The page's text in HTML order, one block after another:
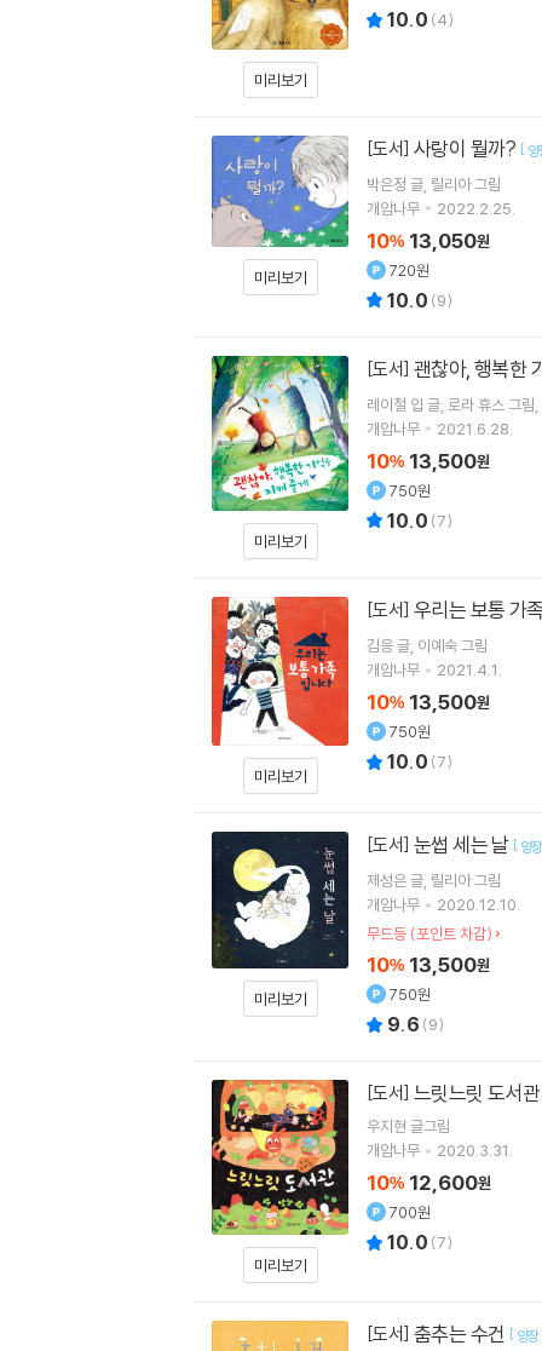
미리보기
10.0 (4)
미리보기
[도서] 사랑이 뭘까? [
박은정 글 릴리아그림
개암나무
2022.2.25.
10% 13,050원
720원
10.0 (9)
미리보기
[도서] 괜찮아, 행복한
레이철 입 글 로라 휴스 그림
개암나무
2021.6.28.
10% 13,500원
750원
10.0 (7)
미리보기
[도서] 우리는 보통 가
김응글 이예숙그림
개암나무
2021.4.1.
10% 13,500원
750원
10.0 (7)
미리보기
[도서] 눈썹 세는 날 [ 양장
제성은글 릴리아그림
개암나무
2020.12.10.
무드등 (포인트 차감)
10% 13,500원
750원
9.6 (9)
미리보기
[도서] 느릿느릿 도서관
우지현 글그림
개암나무
2020.3.31.
10% 12,600원
700원
10.0 (7)
[도서] 춤추는 수건 [ 양장